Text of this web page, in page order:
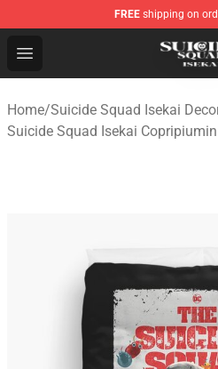
FREE shipping on
Open menu
Suicide Squad Isekai
Home/Suicide Squad Isekai
Suicide Squad Isekai